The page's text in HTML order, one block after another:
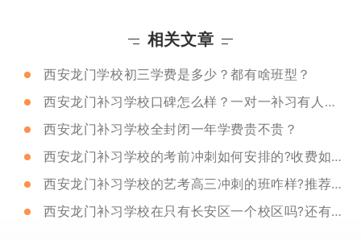
相关文章
西安龙门学校初三学费是多少？都有啥班型？
西安龙门补习学校口碑怎么样？一对一补习有人去过吗？
西安龙门补习学校全封闭一年学费贵不贵？
西安龙门补习学校的考前冲刺如何安排的?收费如何?
西安龙门补习学校的艺考高三冲刺的班咋样?推荐吗?
西安龙门补习学校在只有长安区一个校区吗?还有别的校区吗?